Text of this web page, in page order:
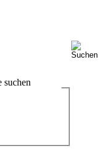
suchen